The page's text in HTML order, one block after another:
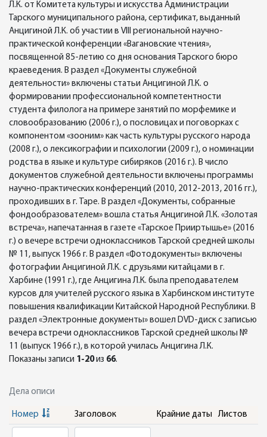
Л.К. от Комитета культуры и искусства Администрации
Тарского муниципального района, сертификат, выданный
Анцигиной Л.К. об участии в VIII региональной научно-
практической конференции «Вагановские чтения»,
посвященной 85-летию со дня основания Тарского бюро
краеведения. В раздел «Документы служебной
деятельности» включены статьи Анцигиной Л.К. о
формировании профессиональной компетентности
студента филолога на примере занятий по морфемике и
словообразованию (2006 г.), о пословицах и поговорках с
компонентом «зооним» как часть культуры русского народа
(2008 г.), о лексикографии и психологии (2009 г.), о номинации
родства в языке и культуре сибиряков (2016 г.). В число
документов служебной деятельности включены программы
научно-практических конференций (2010, 2012-2013, 2016 гг.),
проходивших в г. Таре. В раздел «Документы, собранные
фондообразователем» вошла статья Анцигиной Л.К. «Золотая
встреча», напечатанная в газете «Тарское Прииртышье» (2016
г.) о вечере встречи одноклассников Тарской средней школы
№ 11, выпуск 1966 г. В раздел «Фотодокументы» включены
фотографии Анцигиной Л.К. с друзьями китайцами в г.
Харбине (1991 г.), где Анцигина Л.К. была преподавателем
курсов для учителей русского языка в Харбинском институте
повышения квалификации Китайской Народной Республики. В
раздел «Электронные документы» вошел DVD-диск с записью
вечера встречи одноклассников Тарской средней школы №
11 (выпуск 1966 г.), в которой училась Анцигина Л.К.
Показаны записи 1-20из 66.
Дела описи
Номер Заголовок Крайние даты Листов